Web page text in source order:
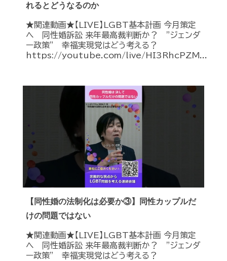
れるとどうなるのか
★関連動画★【LIVE】LGBT基本計画 今月策定
へ 同性婚訴訟 来年最高裁判断か？ ”ジェンダ
ー政策” 幸福実現党はどう考える？
https://youtube.com/live/HI3RhcPZM...
【同性婚の法制化は必要か③】同性カップルだ
けの問題ではない
★関連動画★【LIVE】LGBT基本計画 今月策定
へ 同性婚訴訟 来年最高裁判断か？ ”ジェンダ
ー政策” 幸福実現党はどう考える？